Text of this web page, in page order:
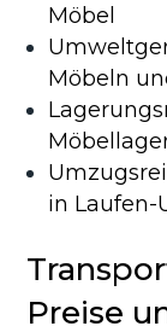
Möbel
Möbeln
in Laufen-
Preise